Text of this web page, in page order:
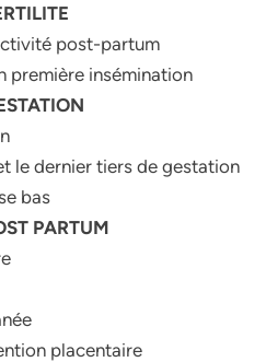
post-partum
première insémination
le dernier tiers de gestation
bas
PARTUM
placentaire